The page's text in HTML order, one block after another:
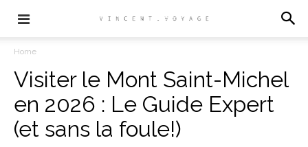
Home
Visiter le Mont Saint-Michel
en 2026 : Le Guide Expert
(et sans la foule!)